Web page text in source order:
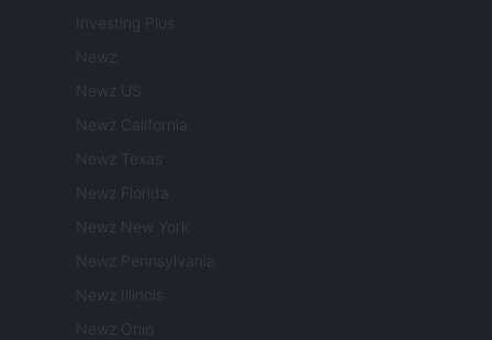
Investing Plus
Newz
Newz US
Newz California
Newz Texas
Newz Florida
Newz New York
Newz Pennsylvania
Newz Illinois
Newz Ohio